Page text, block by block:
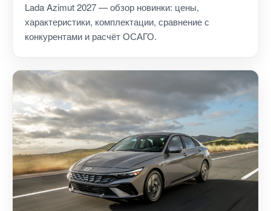
Lada Azimut 2027 — обзор новинки: цены,
характеристики, комплектации, сравнение с
конкурентами и расчёт ОСАГО.